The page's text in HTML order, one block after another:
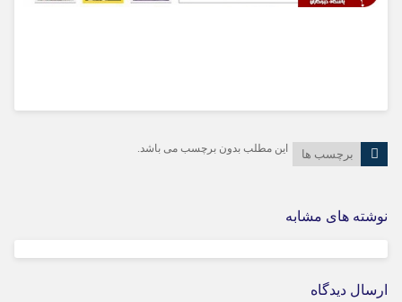
برچسب ها این مطلب بدون برچسب می باشد.
نوشته های مشابه
ارسال دیدگاه